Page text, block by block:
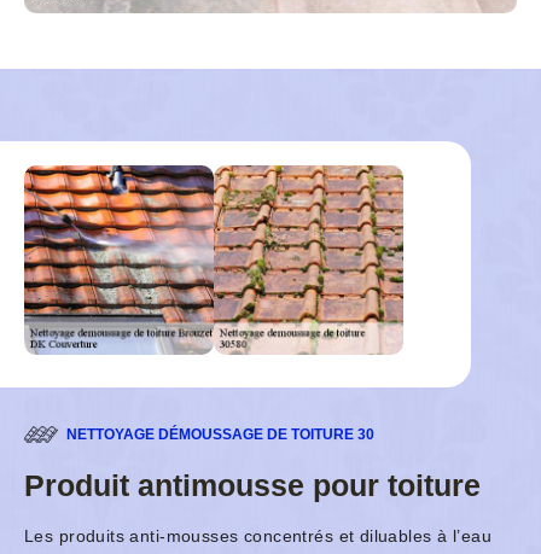
NETTOYAGE DÉMOUSSAGE DE TOITURE 30
Produit antimousse pour toiture
Les produits anti-mousses concentrés et diluables à l’eau